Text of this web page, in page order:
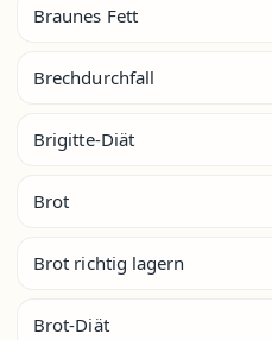
Braunes Fett
Brechdurchfall
Brigitte-Diät
Brot
Brot richtig lagern
Brot-Diät